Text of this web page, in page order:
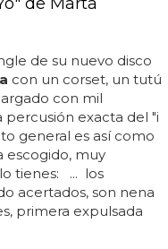
de su nuevo disco
con un corset, un tutú
con mil
percusión exacta del "i
general es así como
escogido, muy
tienes: ... los
acertados, son nena
primera expulsada